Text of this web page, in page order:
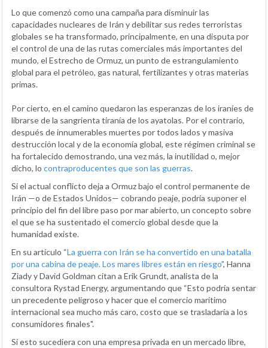
Lo que comenzó como una campaña para disminuir las
capacidades nucleares de Irán y debilitar sus redes terroristas
globales se ha transformado, principalmente, en una disputa por
el control de una de las rutas comerciales más importantes del
mundo, el Estrecho de Ormuz, un punto de estrangulamiento
global para el petróleo, gas natural, fertilizantes y otras materias
primas.
Por cierto, en el camino quedaron las esperanzas de los iraníes de
librarse de la sangrienta tiranía de los ayatolas. Por el contrario,
después de innumerables muertes por todos lados y masiva
destrucción local y de la economía global, este régimen criminal se
ha fortalecido demostrando, una vez más, la inutilidad o, mejor
dicho, lo contraproducentes que son las guerras.
Si el actual conflicto deja a Ormuz bajo el control permanente de
Irán —o de Estados Unidos— cobrando peaje, podría suponer el
principio del fin del libre paso por mar abierto, un concepto sobre
el que se ha sustentado el comercio global desde que la
humanidad existe.
En su artículo “La guerra con Irán se ha convertido en una batalla
por una cabina de peaje. Los mares libres están en riesgo”, Hanna
Ziady y David Goldman citan a Erik Grundt, analista de la
consultora Rystad Energy, argumentando que “Esto podría sentar
un precedente peligroso y hacer que el comercio marítimo
internacional sea mucho más caro, costo que se trasladaría a los
consumidores finales".
Si esto sucediera con una empresa privada en un mercado libre,